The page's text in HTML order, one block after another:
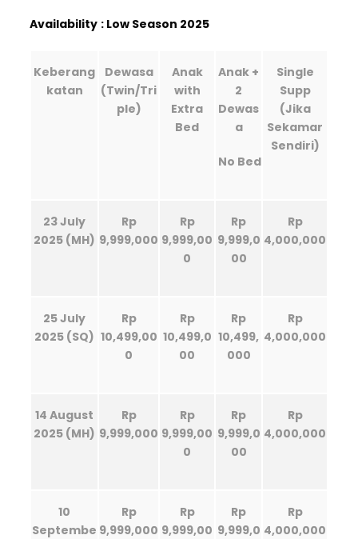
Availability : Low Season 2025
Keberang
katan
Dewasa
(Twin/Tri
ple)
Anak
with
Extra
Bed
Anak +
2
Dewas
a
No Bed
Single
Supp
(Jika
Sekamar
Sendiri)
23 July
2025 (MH)
Rp
9,999,000
Rp
9,999,00
0
Rp
9,999,0
00
Rp
4,000,000
25 July
2025 (SQ)
Rp
10,499,00
0
Rp
10,499,0
00
Rp
10,499,
000
Rp
4,000,000
14 August
2025 (MH)
Rp
9,999,000
Rp
9,999,00
0
Rp
9,999,0
00
Rp
4,000,000
10
Septembe
Rp
9,999,000
Rp
9,999,00
Rp
9,999,0
Rp
4,000,000